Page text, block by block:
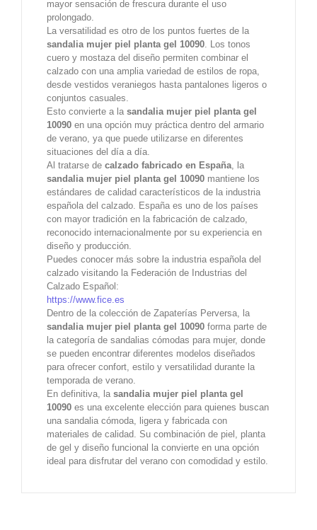
mayor sensación de frescura durante el uso
prolongado.
La versatilidad es otro de los puntos fuertes de la
sandalia mujer piel planta gel 10090. Los tonos
cuero y mostaza del diseño permiten combinar el
calzado con una amplia variedad de estilos de ropa,
desde vestidos veraniegos hasta pantalones ligeros o
conjuntos casuales.
Esto convierte a la sandalia mujer piel planta gel
10090 en una opción muy práctica dentro del armario
de verano, ya que puede utilizarse en diferentes
situaciones del día a día.
Al tratarse de calzado fabricado en España, la
sandalia mujer piel planta gel 10090 mantiene los
estándares de calidad característicos de la industria
española del calzado. España es uno de los países
con mayor tradición en la fabricación de calzado,
reconocido internacionalmente por su experiencia en
diseño y producción.
Puedes conocer más sobre la industria española del
calzado visitando la Federación de Industrias del
Calzado Español:
https://www.fice.es
Dentro de la colección de Zapaterías Perversa, la
sandalia mujer piel planta gel 10090 forma parte de
la categoría de sandalias cómodas para mujer, donde
se pueden encontrar diferentes modelos diseñados
para ofrecer confort, estilo y versatilidad durante la
temporada de verano.
En definitiva, la sandalia mujer piel planta gel
10090 es una excelente elección para quienes buscan
una sandalia cómoda, ligera y fabricada con
materiales de calidad. Su combinación de piel, planta
de gel y diseño funcional la convierte en una opción
ideal para disfrutar del verano con comodidad y estilo.